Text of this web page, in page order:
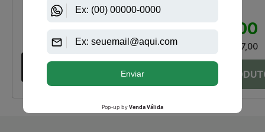
R$ 389,00
R$ 261,25
Até12X deR$ 21,77
R$ 684,00
R$ 57,00